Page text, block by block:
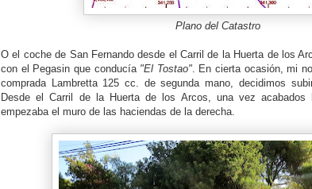
Plano del Catastro
O el coche de San Fernando desde el Carril de la Huerta de los
con el Pegasin que conducía "El Tostao". En cierta ocasión, mi
comprada Lambretta 125 cc. de segunda mano, decidimos
Desde el Carril de la Huerta de los Arcos, una vez acabados
empezaba el muro de las haciendas de la derecha.